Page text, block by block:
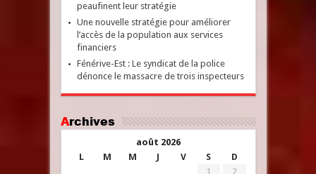
peaufinent leur stratégie
Une nouvelle stratégie pour améliorer
l’accès de la population aux services
financiers
Fénérive-Est : Le syndicat de la police
dénonce le massacre de trois inspecteurs
Archives
août 2026
L
M M J V S D
1
2